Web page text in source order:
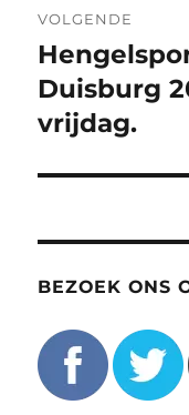
VOLGENDE
Volgend
bericht:
Duisburg
vrijdag.
BEZOEK ONS